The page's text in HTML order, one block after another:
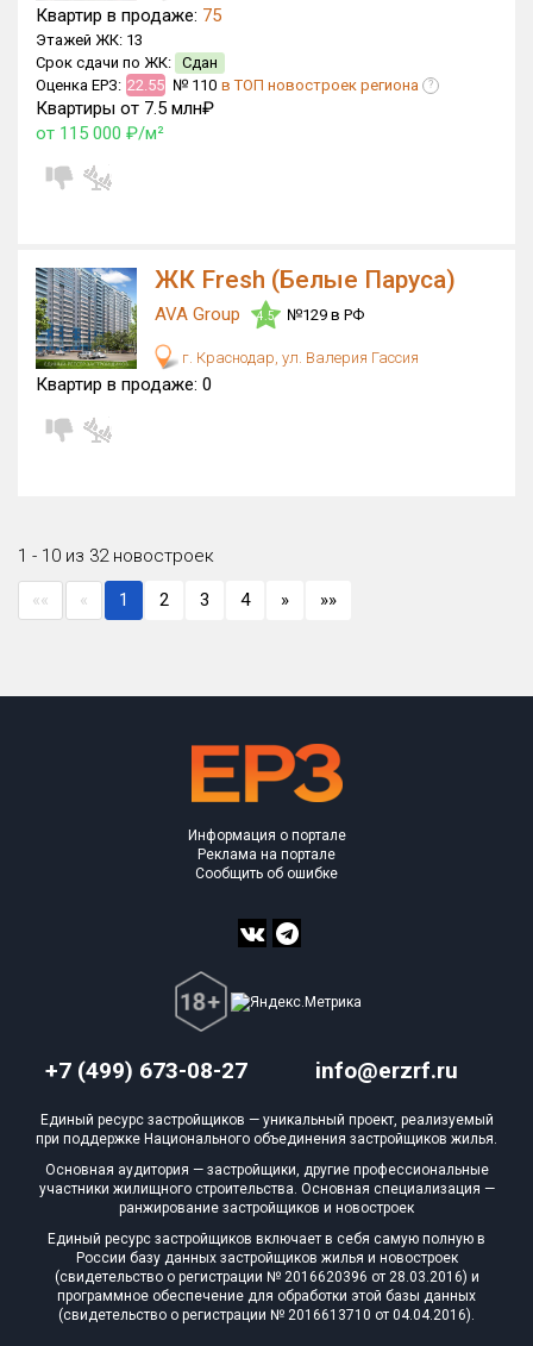
Квартир в продаже: 75
Этажей ЖК: 13
Срок сдачи по ЖК: Сдан
Оценка ЕРЗ: 22.55 № 110 в ТОП новостроек региона ?
Квартиры от 7.5 млн₽
от 115 000 ₽/м²
ЖК Fresh (Белые Паруса)
AVA Group 4.5 №129 в РФ
г. Краснодар, ул. Валерия Гассия
Квартир в продаже: 0
1 - 10 из 32 новостроек
«« « 1 2 3 4 » »»
+7 (499) 673-08-27 info@erzrf.ru
Информация о портале
Реклама на портале
Сообщить об ошибке
Единый ресурс застройщиков — уникальный проект, реализуемый
при поддержке Национального объединения застройщиков жилья.
Основная аудитория — застройщики, другие профессиональные
участники жилищного строительства. Основная специализация —
ранжирование застройщиков и новостроек
Единый ресурс застройщиков включает в себя самую полную в
России базу данных застройщиков жилья и новостроек
(свидетельство о регистрации № 2016620396 от 28.03.2016) и
программное обеспечение для обработки этой базы данных
(свидетельство о регистрации № 2016613710 от 04.04.2016).